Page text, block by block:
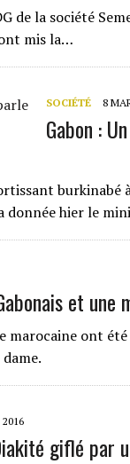
de la société
mis la…
SOCIÉTÉ 8
Gabon :
burkinabé
donnée hier le
et
marocaine ont
2016
giflé par